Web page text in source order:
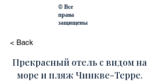
© Все
права
защищены
< Back
Прекрасный отель с видом на
море и пляж Чинкве-Терре.